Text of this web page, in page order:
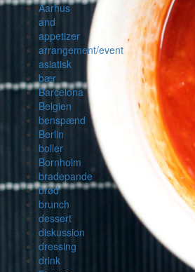
Aarhus
and
appetizer
arrangement/event
asiatisk
bær
Barcelona
Belgien
benspænd
Berlin
boller
Bornholm
bradepande
brød
brunch
dessert
diskussion
dressing
drink